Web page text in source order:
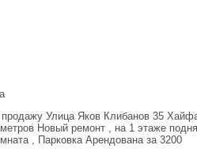
продажу Улица Яков Клибанов 35
Новый ремонт , на 1 этаже
, Парковка Арендована за 3200